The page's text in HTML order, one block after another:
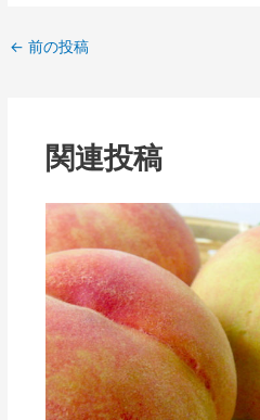
← 前の投稿
関連投稿